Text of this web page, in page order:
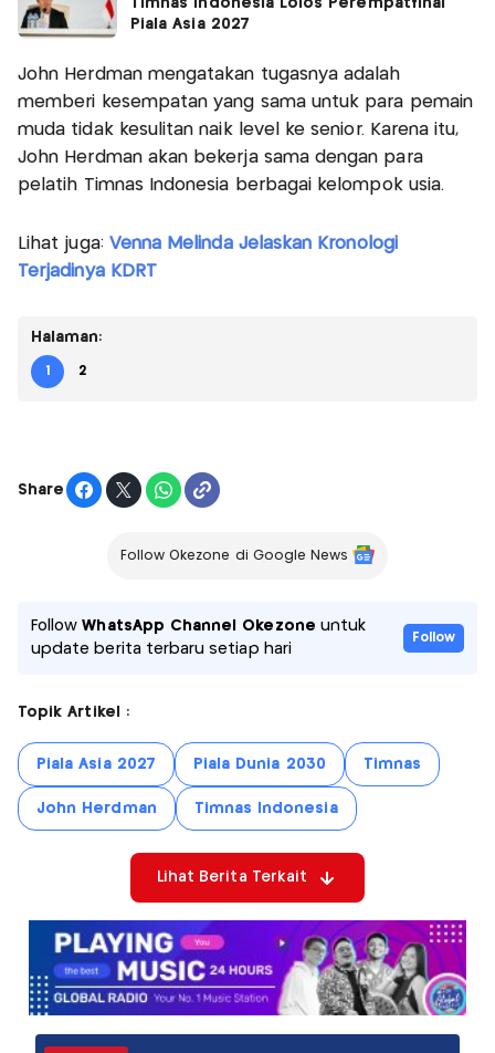
Timnas Indonesia Lolos Perempatfinal
Piala Asia 2027
John Herdman mengatakan tugasnya adalah
memberi kesempatan yang sama untuk para pemain
muda tidak kesulitan naik level ke senior. Karena itu,
John Herdman akan bekerja sama dengan para
pelatih Timnas Indonesia berbagai kelompok usia.
Lihat juga: Venna Melinda Jelaskan Kronologi
Terjadinya KDRT
Halaman:
1 2
Share
Follow Okezone di Google News
FollowWhatsApp Channel Okezone untuk
update berita terbaru setiap hari
Follow
Topik Artikel :
Piala Asia 2027 Piala Dunia 2030 Timnas
John Herdman Timnas Indonesia
Lihat Berita Terkait